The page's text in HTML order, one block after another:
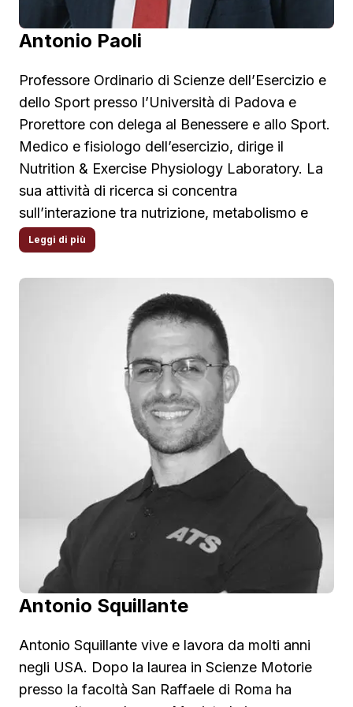
Antonio Paoli
Professore Ordinario di Scienze dell’Esercizio e
dello Sport presso l’Università di Padova e
Prorettore con delega al Benessere e allo Sport.
Medico e fisiologo dell’esercizio, dirige il
Nutrition & Exercise Physiology Laboratory. La
sua attività di ricerca si concentra
sull’interazione tra nutrizione, metabolismo e
attività fisica, con particolare interesse per le
diete chetogeniche, il metabolismo del muscolo
scheletrico e gli effetti dell’esercizio fisico sulla
salute. È autore di oltre 200 pubblicazioni
scientifiche internazionali e fa parte del 2% dei
ricercatori più citati al mondo.
Leggi di più
Antonio Squillante
Antonio Squillante vive e lavora da molti anni
negli USA. Dopo la laurea in Scienze Motorie
presso la facoltà San Raffaele di Roma ha